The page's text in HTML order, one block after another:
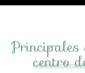
Principales
centro